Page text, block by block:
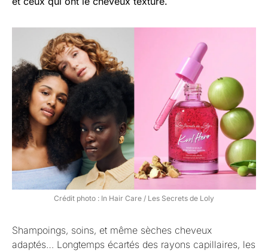
Crédit photo : In Hair Care / Les Secrets de Loly
Shampoings, soins, et même sèches cheveux
adaptés… Longtemps écartés des rayons capillaires, les